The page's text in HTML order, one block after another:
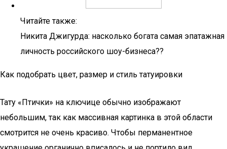
Читайте также:
Никита Джигурда: насколько богата самая эпатажная
личность российского шоу-бизнеса??
Как подобрать цвет, размер и стиль татуировки
Тату «Птички» на ключице обычно изображают
небольшим, так как массивная картинка в этой области
смотрится не очень красиво. Чтобы перманентное